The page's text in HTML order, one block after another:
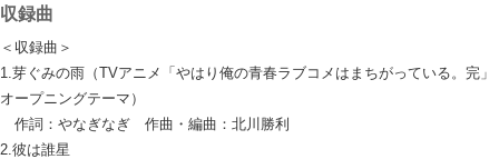
収録曲
＜収録曲＞
1.芽ぐみの雨（TVアニメ「やはり俺の青春ラブコメはまちがっている。完」
オープニングテーマ）
作詞：やなぎなぎ 作曲・編曲：北川勝利
2.彼は誰星